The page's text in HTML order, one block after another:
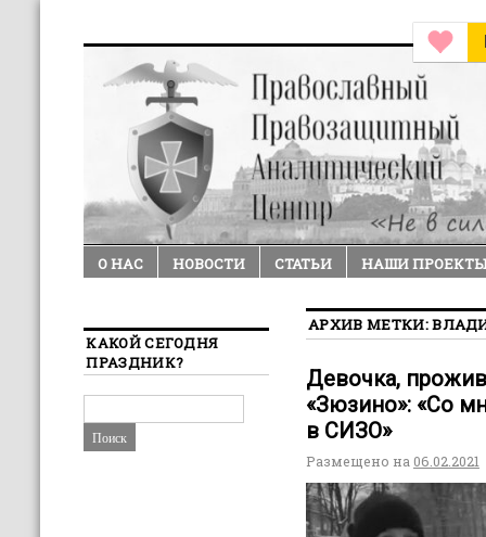
О НАС НОВОСТИ СТАТЬИ НАШИ
АРХИВ МЕТКИ:
Девочка,
«Зюзино»: «Со
в СИЗО»
Размещено на 06.02.2021
КАКОЙ СЕГОДНЯ
ПРАЗДНИК?